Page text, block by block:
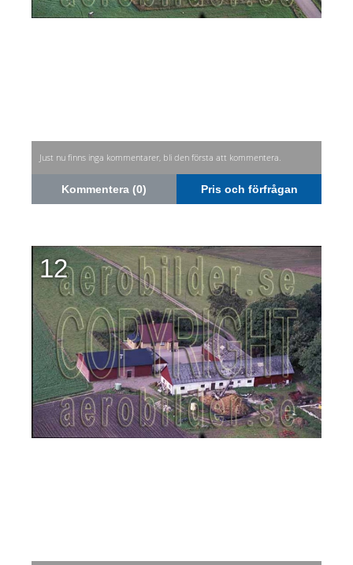
Just nu finns inga kommentarer, bli den första att kommentera.
Kommentera (0) Pris och förfrågan
12